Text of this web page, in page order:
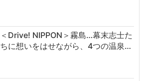
＜Drive! NIPPON＞霧島…幕末志士た
ちに想いをはせながら、4つの温泉…